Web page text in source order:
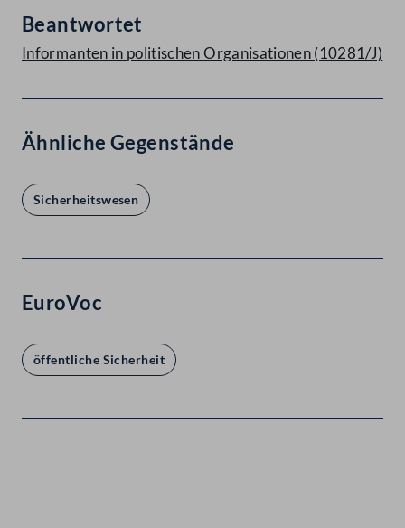
Beantwortet
Informanten in politischen Organisationen (10281/J)
Ähnliche Gegenstände
Sicherheitswesen
EuroVoc
öffentliche Sicherheit